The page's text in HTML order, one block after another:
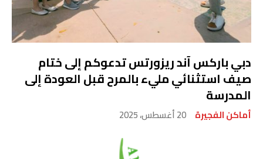
دبي باركس آند ريزورتس تدعوكم إلى ختام
صيف استثنائي مليء بالمرح قبل العودة إلى
المدرسة
أماكن الفجيرة 20 أغسطس، 2025